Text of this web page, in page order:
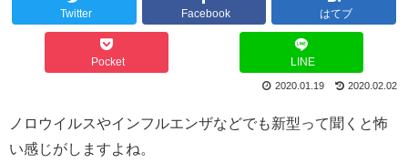
Twitter Facebook はてブ
Pocket LINE
2020.02.02
2020.01.19
ノロウイルスやインフルエンザなどでも新型って聞くと怖
い感じがしますよね。